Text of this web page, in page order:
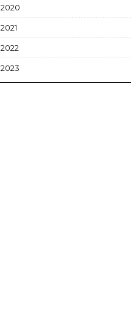
2020
2021
2022
2023